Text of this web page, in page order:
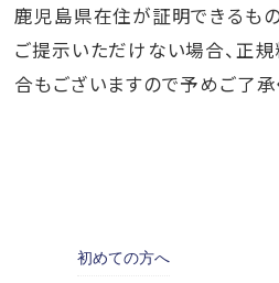
鹿児島県在住が証明できるもの
ご提示いただけない場合、正
合もございますので予めご了承
初めての方へ